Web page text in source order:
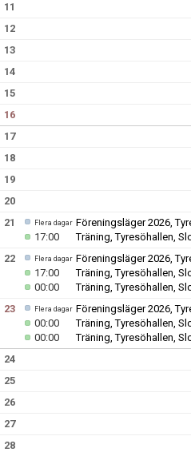
11
12
13
14
15
16
17
18
19
20
21
Flera dagar Föreningsläger 2026,
17:00
Träning, Tyresöhallen,
22
Flera dagar Föreningsläger 2026,
17:00
Träning, Tyresöhallen,
00:00
Träning, Tyresöhallen,
23
Flera dagar Föreningsläger 2026,
00:00
Träning, Tyresöhallen,
00:00
Träning, Tyresöhallen,
24
25
26
27
28